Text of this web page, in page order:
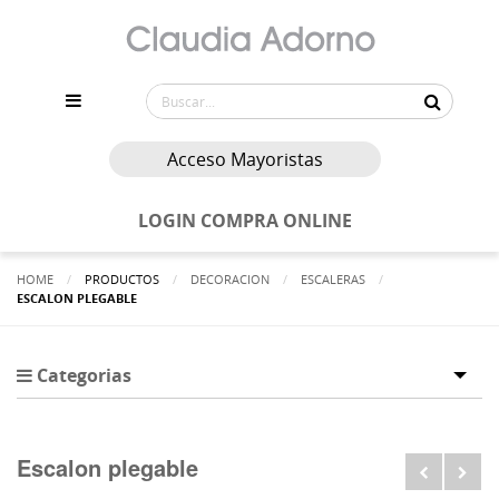
Acceso Mayoristas
LOGIN COMPRA ONLINE
HOME PRODUCTOS DECORACION
ESCALERAS
ACTUALMENTE:
ESCALON PLEGABLE
Categorias
Escalon plegable